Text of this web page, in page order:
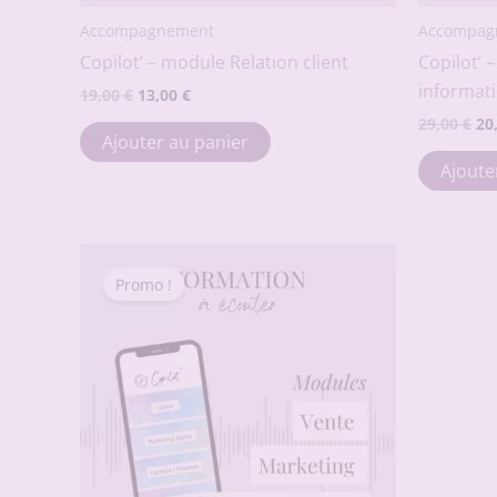
Accompagnement
Copilot’ – module Relation client
19,00€ Le
initial
était :
13,00 €Le
actuel
est :
Ajouter au panier
Copilot’
29,00€ Le
Promo !